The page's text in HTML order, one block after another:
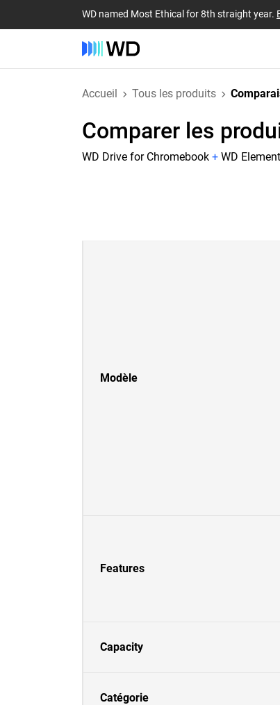
WD named Most Ethical for 8th straight year.
Accueil Tous les produits
Comparer les
WD Drive for Chromebook + WD
Modèle
Features
Capacity
Catégorie